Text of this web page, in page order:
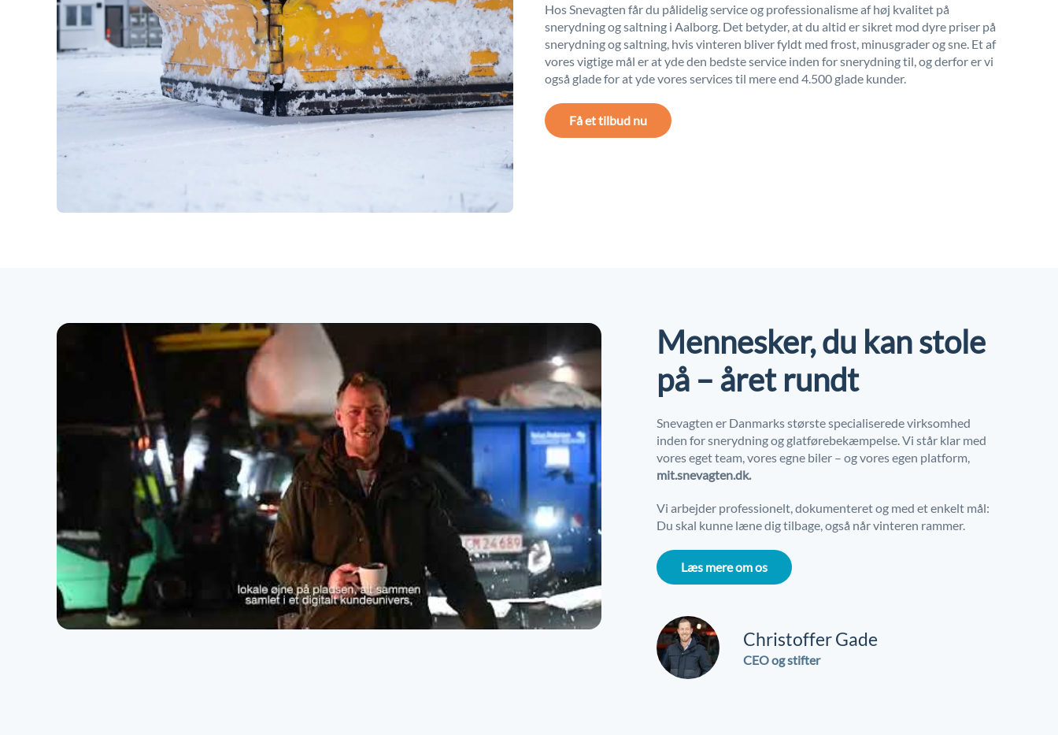
Hos Snevagten får du pålidelig service og professionalisme af høj kvalitet på
snerydning og saltning i Aalborg. Det betyder, at du altid er sikret mod dyre priser på
snerydning og saltning, hvis vinteren bliver fyldt med frost, minusgrader og sne. Et af
vores vigtige mål er at yde den bedste service inden for snerydning til, og derfor er vi
også glade for at yde vores services til mere end 4.500 glade kunder.
Få et tilbud nu
Mennesker, du kan stole
på – året rundt
Snevagten er Danmarks største specialiserede virksomhed
inden for snerydning og glatførebekæmpelse. Vi står klar med
vores eget team, vores egne biler – og vores egen platform,
mit.snevagten.dk.
Vi arbejder professionelt, dokumenteret og med et enkelt mål:
Du skal kunne læne dig tilbage, også når vinteren rammer.
Læs mere om os
Christoffer Gade
CEO og stifter